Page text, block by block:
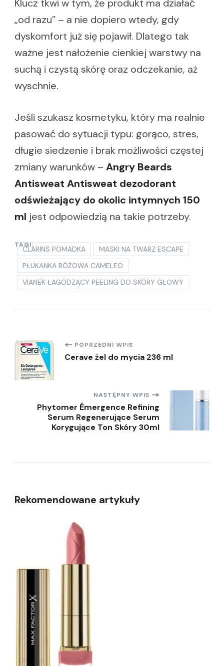
Klucz tkwi w tym, że produkt ma działać
„od razu” – a nie dopiero wtedy, gdy
dyskomfort już się pojawił. Dlatego tak
ważne jest nałożenie cienkiej warstwy na
suchą i czystą skórę oraz odczekanie, aż
wyschnie.
Jeśli szukasz kosmetyku, który ma realnie
pasować do sytuacji typu: gorąco, stres,
długie siedzenie i brak możliwości częstej
zmiany warunków – Angry Beards
Antisweat Antisweat dezodorant
odświeżający do okolic intymnych 150
ml jest odpowiedzią na takie potrzeby.
TAGI:
CLARINS POMADKA
MASKI NA TWARZ ESCAPE
PŁUKANKA RÓŻOWA CAMELEO
VIANEK ŁAGODZĄCY PEELING DO SKÓRY GŁOWY
Nawigacja
wpisu
POPRZEDNI WPIS
Cerave żel do mycia 236 ml
NASTĘPNY WPIS
Phytomer Émergence Refining
Serum Regenerujące Serum
Korygujące Ton Skóry 30ml
Rekomendowane artykuły